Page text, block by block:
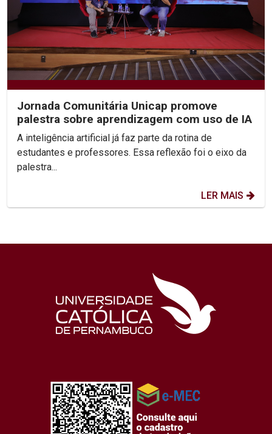
Jornada Comunitária Unicap promove
palestra sobre aprendizagem com uso de IA
A inteligência artificial já faz parte da rotina de
estudantes e professores. Essa reflexão foi o eixo da
palestra...
LER MAIS